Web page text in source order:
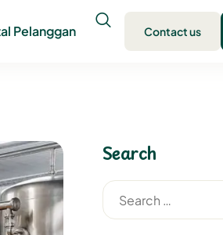
Pelanggan Contact us
Search